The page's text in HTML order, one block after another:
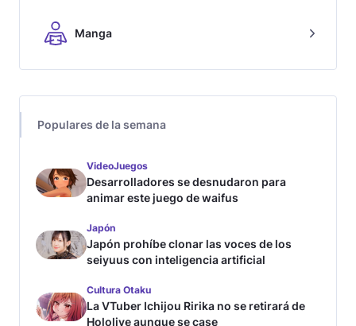
Manga
Populares de la semana
VideoJuegos
Desarrolladores se desnudaron para
animar este juego de waifus
Japón
Japón prohíbe clonar las voces de los
seiyuus con inteligencia artificial
Cultura Otaku
La VTuber Ichijou Ririka no se retirará de
Hololive aunque se case